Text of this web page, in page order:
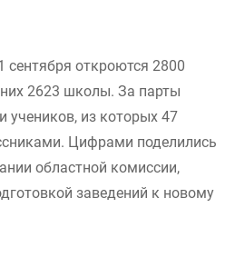
сентября откроются 2800
2623 школы. За парты
учеников, из которых 47
Цифрами поделились
областной комиссии,
заведений к новому